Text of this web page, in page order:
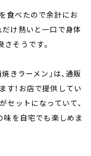
食べたので余計にお
だけ熱いと一口で身体
そうです。
きラーメン」は、通販
す！お店で提供してい
セットになっていて、
味を自宅でも楽しめま